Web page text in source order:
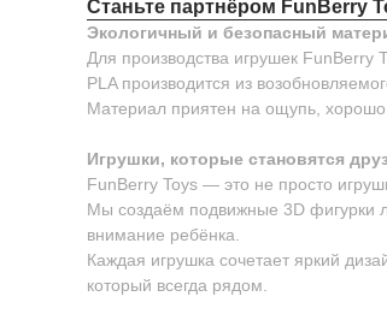
Станьте партнёром FunBerry
Экологичный и безопасный
Для производства игрушек
PLA производится из
Материал приятен на ощупь, хорошо
Игрушки, которые становятся
FunBerry Toys — это не просто
Мы создаём подвижные 3D фигурки
внимание ребёнка.
Каждая игрушка сочетает яркий
который всегда рядом.